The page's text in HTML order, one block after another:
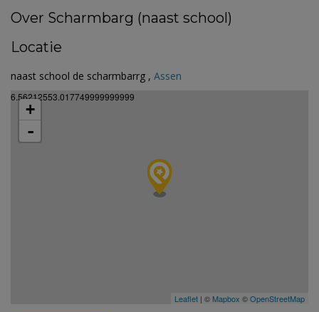
Over Scharmbarg (naast school)
Locatie
naast school de scharmbarrg , Assen
6.56212553.017749999999999
+
-
Leaflet | © Mapbox ©OpenStreetMap